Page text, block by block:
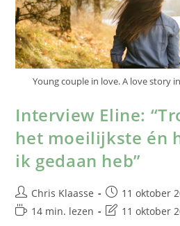
Young couple in love. A love story
Interview Eline:
het moeilijkste én
ik gedaan heb”
Chris Klaasse 11 oktober
14 min. lezen
11 oktober